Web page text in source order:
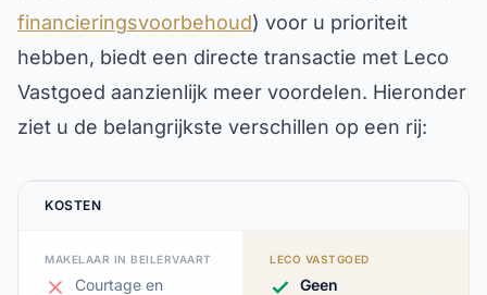
financieringsvoorbehoud) voor u prioriteit
hebben, biedt een directe transactie met Leco
Vastgoed aanzienlijk meer voordelen. Hieronder
ziet u de belangrijkste verschillen op een rij:
KOSTEN
MAKELAAR IN BEILERVAART
Courtage en
LECO VASTGOED
Geen